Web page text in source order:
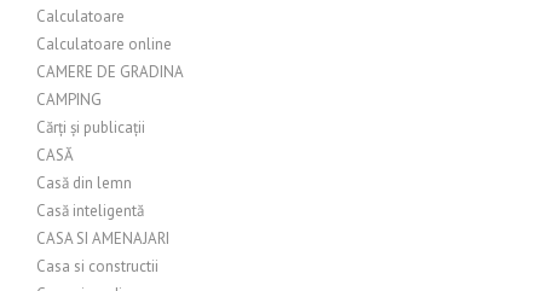
Calculatoare
Calculatoare online
CAMERE DE GRADINA
CAMPING
Cărți și publicații
CASĂ
Casă din lemn
Casă inteligentă
CASA SI AMENAJARI
Casa si constructii